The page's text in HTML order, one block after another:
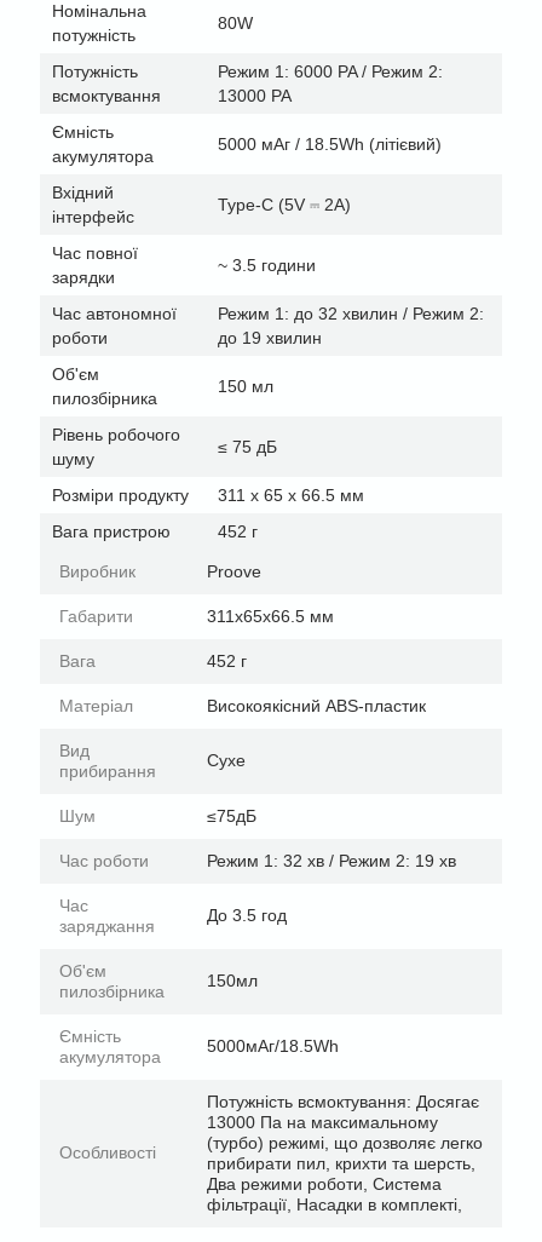
Номінальна
потужність
80W
Потужність
всмоктування
Режим 1: 6000 PA / Режим 2:
13000 PA
Ємність
акумулятора
5000 мАг / 18.5Wh (літієвий)
Вхідний
інтерфейс
Type-C (5V ⎓ 2A)
Час повної
зарядки
~ 3.5 години
Час автономної
роботи
Режим 1: до 32 хвилин / Режим 2:
до 19 хвилин
Об'єм
пилозбірника
150 мл
Рівень робочого
шуму
≤ 75 дБ
Розміри продукту
311 х 65 х 66.5 мм
Вага пристрою
452 г
Виробник Proove
Габарити 311х65х66.5 мм
Вага 452 г
Матеріал Високоякісний ABS-пластик
Вид
прибирання
Сухе
Шум ≤75дБ
Час роботи Режим 1: 32 хв / Режим 2: 19 хв
Час
заряджання
До 3.5 год
Об'єм
пилозбірника
150мл
Ємність
акумулятора
5000мАг/18.5Wh
Особливості
Потужність всмоктування: Досягає
13000 Па на максимальному
(турбо) режимі, що дозволяє легко
прибирати пил, крихти та шерсть,
Два режими роботи, Система
фільтрації, Насадки в комплекті,